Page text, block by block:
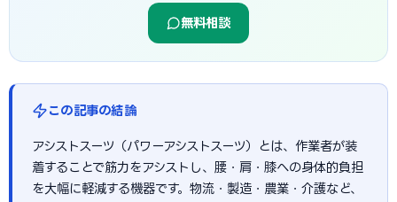
無料相談
この記事の結論
アシストスーツ（パワーアシストスーツ）とは、作業者が装
着することで筋力をアシストし、腰・肩・膝への身体的負担
を大幅に軽減する機器です。物流・製造・農業・介護など、